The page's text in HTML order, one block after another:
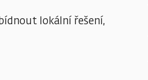
lokální řešení,